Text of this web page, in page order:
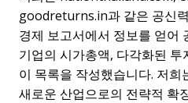
goodreturns.in과 같은 공신
경제 보고서에서 정보를 얻어
기업의 시가총액, 다각화된
이 목록을 작성했습니다. 저희
새로운 산업으로의 전략적 확